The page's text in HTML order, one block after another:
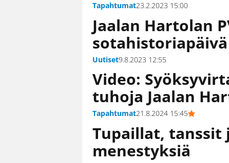
Tapahtumat23.2.2023 15:00
Jaalan Hartolan
sotahistoriapäivä
Uutiset9.8.2023 12:55
Video:
tuhoja Jaalan
Tapahtumat21.8.2024 15:45
Tupaillat,
menestyksiä